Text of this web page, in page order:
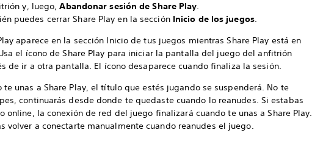
y, luego,Abandonar sesión de Share Play.
puedes cerrar Share Play en la sección Inicio de los juegos.
aparece en la sección Inicio de tus juegos mientras Share Play está en
el ícono de Share Play para iniciar la pantalla del juego del anfitrión
de ir a otra pantalla. El ícono desaparece cuando finaliza la sesión.
te unas a Share Play, el título que estés jugando se suspenderá. No te
continuarás desde donde te quedaste cuando lo reanudes. Si estabas
online, la conexión de red del juego finalizará cuando te unas a Share Play.
volver a conectarte manualmente cuando reanudes el juego.